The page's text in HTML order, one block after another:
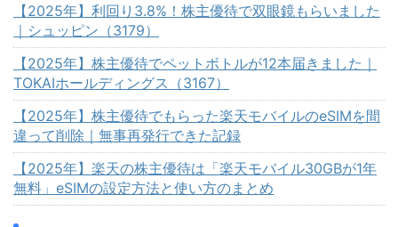
【2025年】利回り3.8%！株主優待で双眼鏡もらいました
｜シュッピン（3179）
【2025年】株主優待でペットボトルが12本届きました｜
TOKAIホールディングス（3167）
【2025年】株主優待でもらった楽天モバイルのeSIMを間
違って削除｜無事再発行できた記録
【2025年】楽天の株主優待は「楽天モバイル30GBが1年
無料」eSIMの設定方法と使い方のまとめ